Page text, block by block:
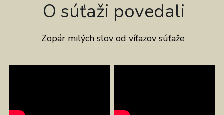
O súťaži povedali
Zopár milých slov od víťazov súťaže